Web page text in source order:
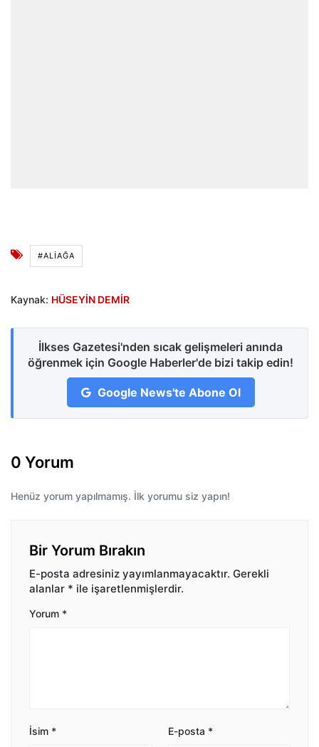
#ALIAĞA
Kaynak: HÜSEYİN DEMİR
İlkses Gazetesi'nden sıcak gelişmeleri anında
öğrenmek için Google Haberler'de bizi takip edin!
Google News'te Abone Ol
0 Yorum
Henüz yorum yapılmamış. İlk yorumu siz yapın!
Bir Yorum Bırakın
E-posta adresiniz yayımlanmayacaktır. Gerekli
alanlar * ile işaretlenmişlerdir.
Yorum *
İsim * E-posta *